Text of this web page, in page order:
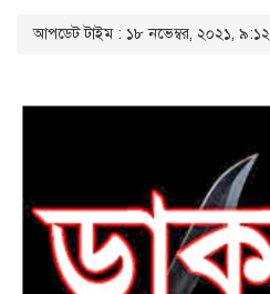
আপডেট টাইম : ১৮ নভেম্বর, ২০২১, ৯:১২